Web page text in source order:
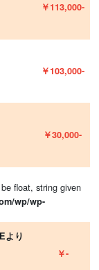
￥113,000-
￥103,000-
￥30,000-
float, string given
wp/wp-
より
￥-